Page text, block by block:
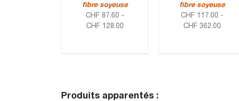
fibre soyeuse
CHF 87.60 -
CHF 128.00
fibre soyeuse
CHF 117.00 -
CHF 362.00
Produits apparentés :